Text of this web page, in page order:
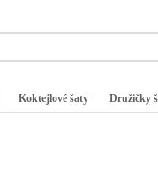
Koktejlové šaty Družičky